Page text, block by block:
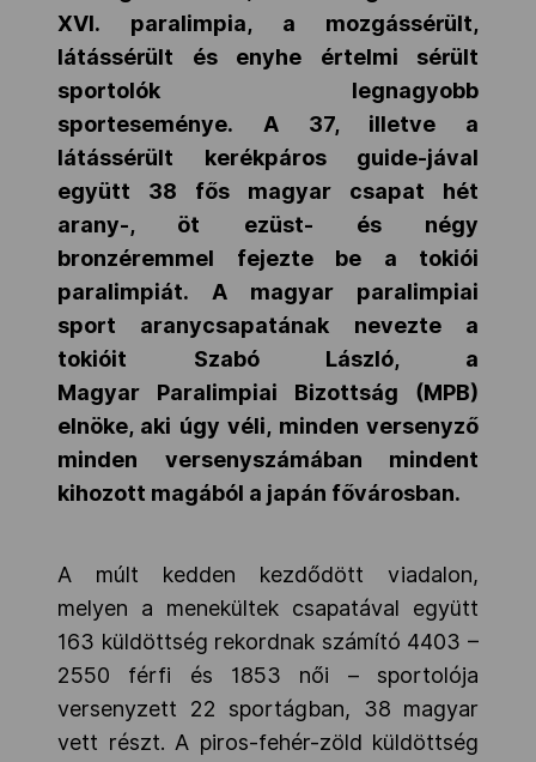
OVEP
Adatbank
XVI. paralimpia, a mozgássérült,
látássérült és enyhe értelmi sérült
sportolók legnagyobb
sporteseménye. A 37, illetve a
látássérült kerékpáros guide-jával
együtt 38 fős magyar csapat hét
arany-, öt ezüst- és négy
bronzéremmel fejezte be a tokiói
paralimpiát. A magyar paralimpiai
sport aranycsapatának nevezte a
tokióit Szabó László, a
Magyar Paralimpiai Bizottság (MPB)
elnöke, aki úgy véli, minden versenyző
minden versenyszámában mindent
kihozott magából a japán fővárosban.
A múlt kedden kezdődött viadalon,
melyen a menekültek csapatával együtt
163 küldöttség rekordnak számító 4403 –
2550 férfi és 1853 női – sportolója
versenyzett 22 sportágban, 38 magyar
vett részt. A piros-fehér-zöld küldöttség